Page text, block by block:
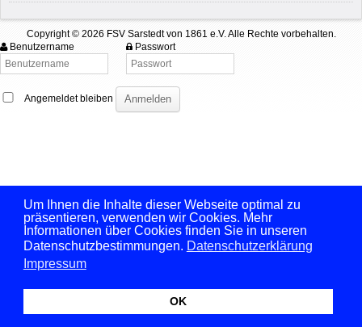
Um Ihnen die Inhalte dieser Webseite optimal zu
präsentieren, verwenden wir Cookies. Mehr
Informationen über Cookies finden Sie in unseren
Datenschutzbestimmungen. Datenschutzerklärung
Impressum
OK
Copyright © 2026 FSV Sarstedt von 1861 e.V. Alle Rechte vorbehalten.
Benutzername
Passwort
Angemeldet bleiben